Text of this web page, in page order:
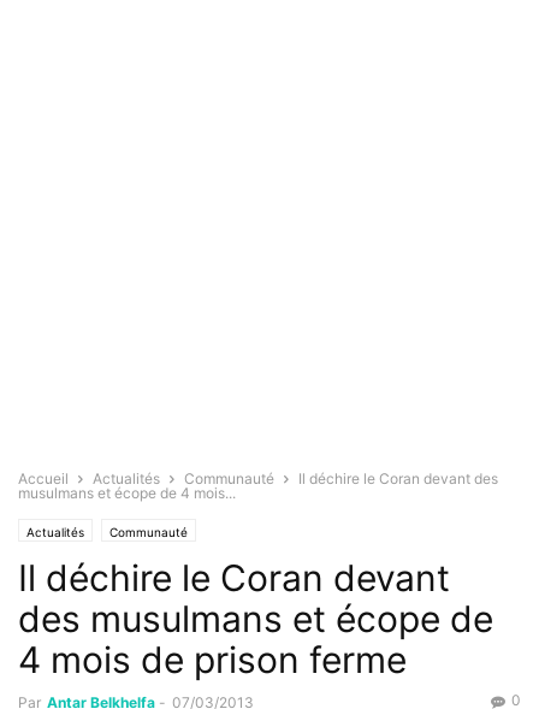
Accueil Actualités Communauté
Il déchire le Coran devant des
musulmans et écope de 4 mois...
Actualités Communauté
Il déchire le Coran devant
des musulmans et écope de
4 mois de prison ferme
Par Antar Belkhelfa - 07/03/2013 0